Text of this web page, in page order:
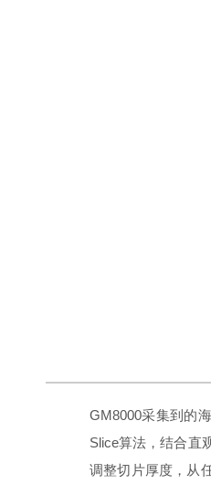
GM8000采集到的
Slice算法，结合直
调整切片厚度，从